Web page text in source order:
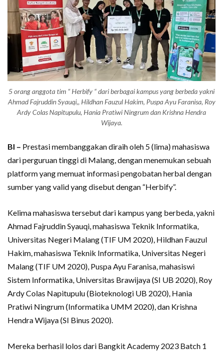
5 orang anggota tim “ Herbify “ dari berbagai kampus yang berbeda yakni
Ahmad Fajruddin Syauqi,, Hildhan Fauzul Hakim, Puspa Ayu Faranisa, Roy
Ardy Colas Napitupulu, Hania Pratiwi Ningrum dan Krishna Hendra
Wijaya.
BI – Prestasi membanggakan diraih oleh 5 (lima) mahasiswa
dari perguruan tinggi di Malang, dengan menemukan sebuah
platform yang memuat informasi pengobatan herbal dengan
sumber yang valid yang disebut dengan “Herbify”.
Kelima mahasiswa tersebut dari kampus yang berbeda, yakni
Ahmad Fajruddin Syauqi, mahasiswa Teknik Informatika,
Universitas Negeri Malang (TIF UM 2020), Hildhan Fauzul
Hakim, mahasiswa Teknik Informatika, Universitas Negeri
Malang (TIF UM 2020), Puspa Ayu Faranisa, mahasiswi
Sistem Informatika, Universitas Brawijaya (SI UB 2020), Roy
Ardy Colas Napitupulu (Bioteknologi UB 2020), Hania
Pratiwi Ningrum (Informatika UMM 2020), dan Krishna
Hendra Wijaya (SI Binus 2020).
Mereka berhasil lolos dari Bangkit Academy 2023 Batch 1